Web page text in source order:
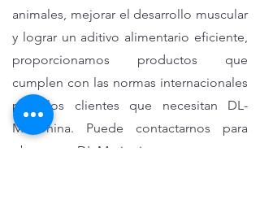
animales, mejorar el desarrollo muscular
y lograr un aditivo alimentario eficiente,
proporcionamos productos que
cumplen con las normas internacionales
para los clientes que necesitan DL-
Metionina. Puede contactarnos para
obtener DL-Metionina y conocer